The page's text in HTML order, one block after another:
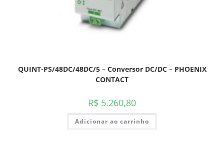
QUINT-PS/48DC/48DC/5 – Conversor DC/DC – PHOENIX
CONTACT
R$ 5.260,80
Adicionar ao carrinho